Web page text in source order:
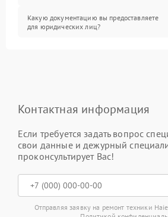
Какую документацию вы предоставляете
для юридических лиц?
Контактная информация
Если требуется задать вопрос
свои данные и дежурный
проконсультирует Вас!
Отправляя заявку на ремонт техники